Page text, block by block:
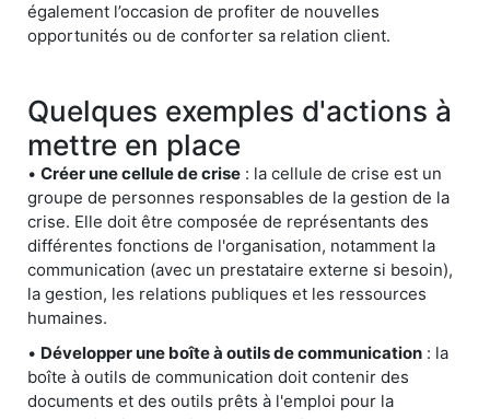
également l’occasion de profiter de nouvelles
opportunités ou de conforter sa relation client.
Quelques exemples d'actions à
mettre en place
• Créer une cellule de crise : la cellule de crise est un
groupe de personnes responsables de la gestion de la
crise. Elle doit être composée de représentants des
différentes fonctions de l'organisation, notamment la
communication (avec un prestataire externe si besoin),
la gestion, les relations publiques et les ressources
humaines.
• Développer une boîte à outils de communication : la
boîte à outils de communication doit contenir des
documents et des outils prêts à l'emploi pour la